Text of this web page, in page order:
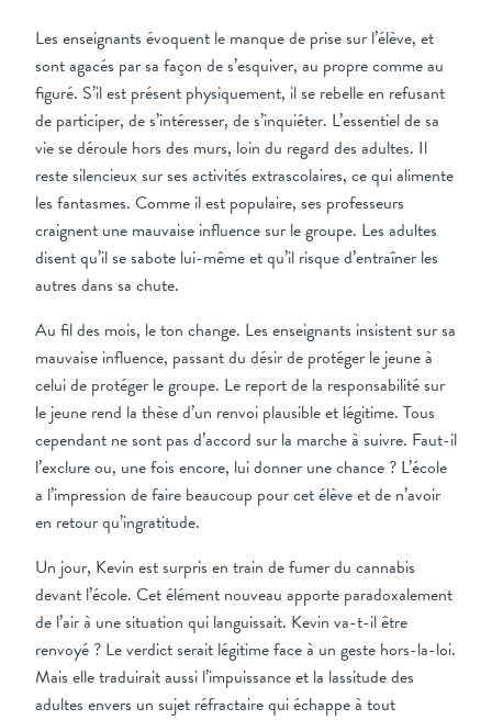
Les enseignants évoquent le manque de prise sur l’élève, et
sont agacés par sa façon de s’esquiver, au propre comme au
figuré. S’il est présent physiquement, il se rebelle en refusant
de participer, de s’intéresser, de s’inquiéter. L’essentiel de sa
vie se déroule hors des murs, loin du regard des adultes. Il
reste silencieux sur ses activités extrascolaires, ce qui alimente
les fantasmes. Comme il est populaire, ses professeurs
craignent une mauvaise influence sur le groupe. Les adultes
disent qu’il se sabote lui-même et qu’il risque d’entraîner les
autres dans sa chute.
Au fil des mois, le ton change. Les enseignants insistent sur sa
mauvaise influence, passant du désir de protéger le jeune à
celui de protéger le groupe. Le report de la responsabilité sur
le jeune rend la thèse d’un renvoi plausible et légitime. Tous
cependant ne sont pas d’accord sur la marche à suivre. Faut-il
l’exclure ou, une fois encore, lui donner une chance ? L’école
a l’impression de faire beaucoup pour cet élève et de n’avoir
en retour qu’ingratitude.
Un jour, Kevin est surpris en train de fumer du cannabis
devant l’école. Cet élément nouveau apporte paradoxalement
de l’air à une situation qui languissait. Kevin va-t-il être
renvoyé ? Le verdict serait légitime face à un geste hors-la-loi.
Mais elle traduirait aussi l’impuissance et la lassitude des
adultes envers un sujet réfractaire qui échappe à tout